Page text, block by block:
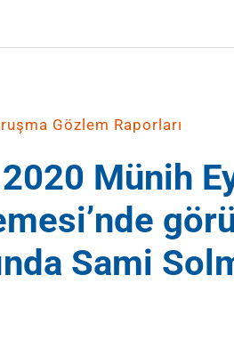
Gözlem Raporları
Münih
Sami